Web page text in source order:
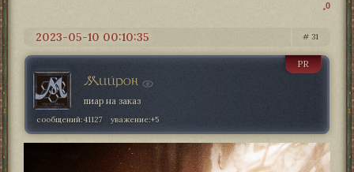
0
31
2023-05-10 00:10:35
Мийрон
PR
пиар на заказ
сообщений:41127 уважение:+5